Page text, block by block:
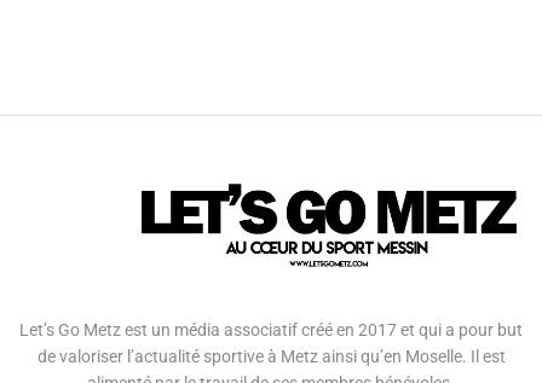
Let’s Go Metz est un média associatif créé en 2017 et qui a pour but
de valoriser l’actualité sportive à Metz ainsi qu’en Moselle. Il est